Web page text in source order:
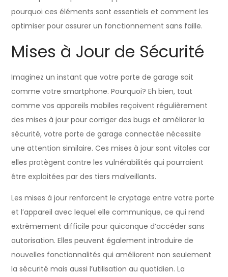
pourquoi ces éléments sont essentiels et comment les
optimiser pour assurer un fonctionnement sans faille.
Mises à Jour de Sécurité
Imaginez un instant que votre porte de garage soit
comme votre smartphone. Pourquoi? Eh bien, tout
comme vos appareils mobiles reçoivent régulièrement
des mises à jour pour corriger des bugs et améliorer la
sécurité, votre porte de garage connectée nécessite
une attention similaire. Ces mises à jour sont vitales car
elles protègent contre les vulnérabilités qui pourraient
être exploitées par des tiers malveillants.
Les mises à jour renforcent le cryptage entre votre porte
et l’appareil avec lequel elle communique, ce qui rend
extrêmement difficile pour quiconque d’accéder sans
autorisation. Elles peuvent également introduire de
nouvelles fonctionnalités qui améliorent non seulement
la sécurité mais aussi l’utilisation au quotidien. La